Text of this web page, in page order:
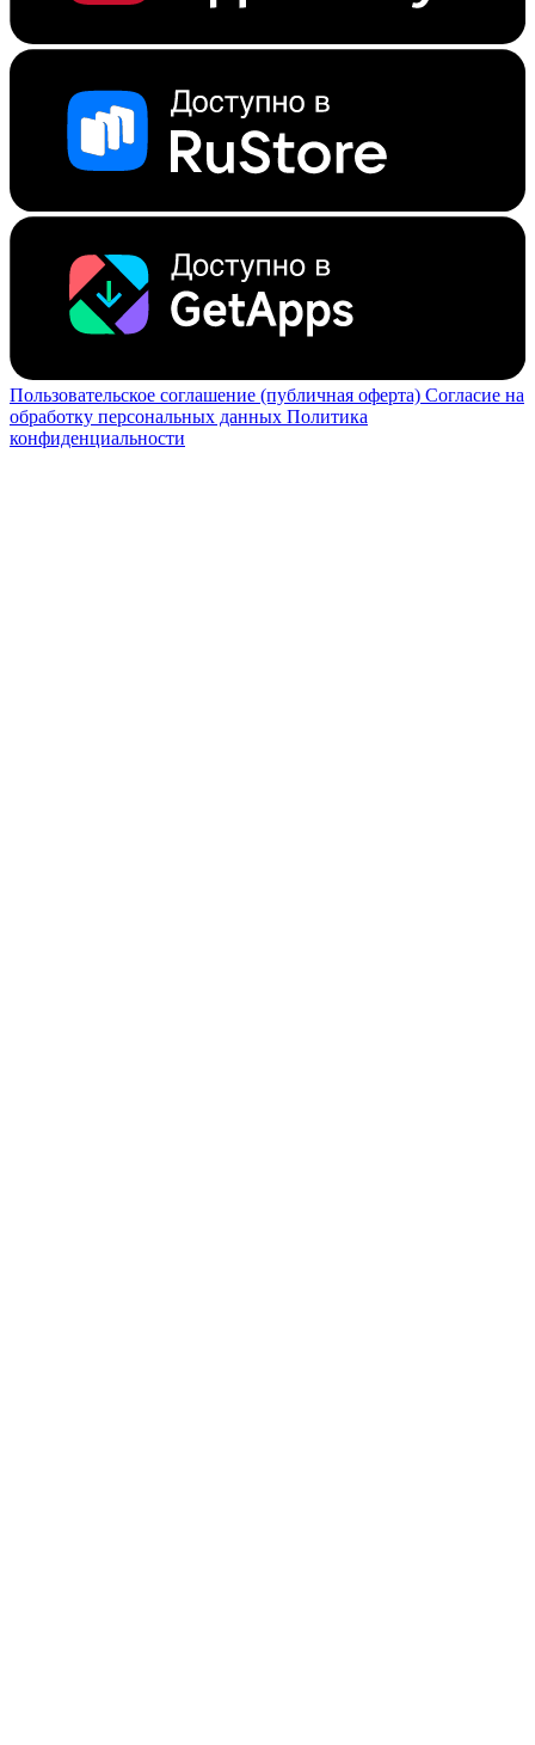
Пользовательское соглашение (публичная оферта) Согласие на
обработку персональных данных Политика
конфиденциальности